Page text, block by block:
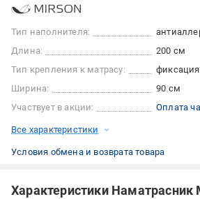
Тип наполнителя:
Длина:
200 см
Тип крепления к матрасу:
Ширина:
90 см
Участвует в акции:
Оплата
Все характеристики
Условия обмена и возврата товара
Характеристики Наматрасник